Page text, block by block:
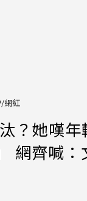
網紅
？她嘆年
網齊喊